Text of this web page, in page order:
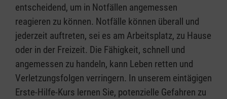
entscheidend, um in Notfällen angemessen
reagieren zu können. Notfälle können überall und
jederzeit auftreten, sei es am Arbeitsplatz, zu Hause
oder in der Freizeit. Die Fähigkeit, schnell und
angemessen zu handeln, kann Leben retten und
Verletzungsfolgen verringern. In unserem eintägigen
Erste-Hilfe-Kurs lernen Sie, potenzielle Gefahren zu